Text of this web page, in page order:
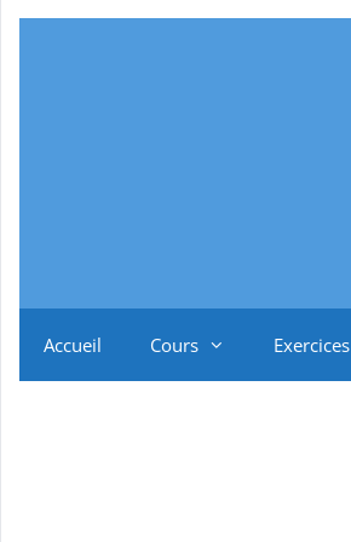
Accueil Cours Exercices